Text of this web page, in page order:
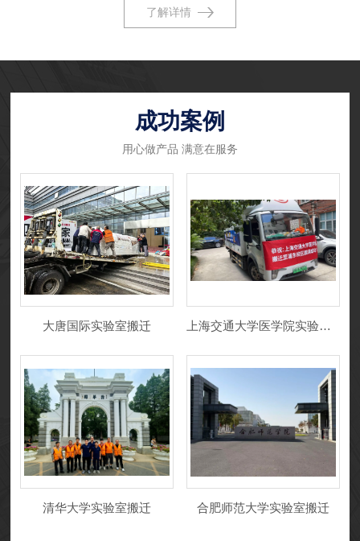
（Waters），岛津（shimadzu），赛默飞（ThemoFisher）等
了解详情
成功案例
用心做产品 满意在服务
大唐国际实验室搬迁 上海交通大学医学院实验室搬迁
清华大学实验室搬迁 合肥师范大学实验室搬迁